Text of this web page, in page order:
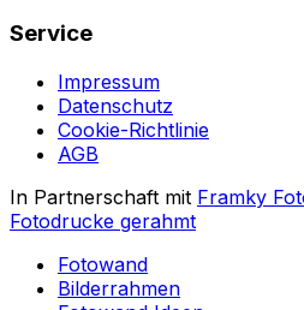
Service
Impressum
Datenschutz
Cookie-Richtlinie
AGB
In Partnerschaft mit Framky
Fotodrucke gerahmt
Fotowand
Bilderrahmen